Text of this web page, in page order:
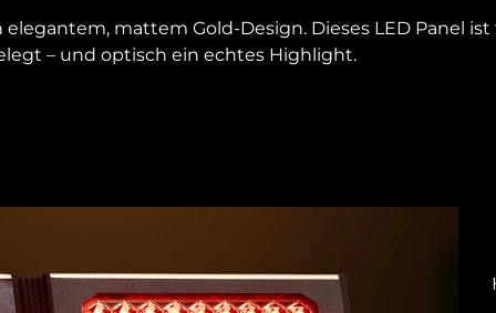
elegantem, mattem Gold-Design. Dieses LED Panel
– und optisch ein echtes Highlight.